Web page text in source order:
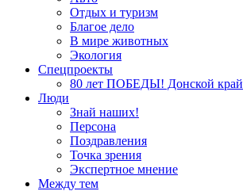
Отдых и туризм
Благое дело
В мире животных
Экология
Спецпроекты
80 лет ПОБЕДЫ! Донской край
Люди
Знай наших!
Персона
Поздравления
Точка зрения
Экспертное мнение
Между тем